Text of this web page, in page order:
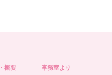
概要 事務室より